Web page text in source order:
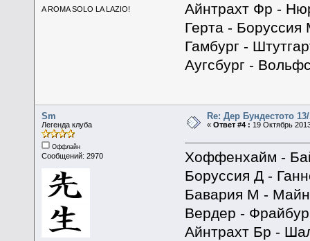
A ROMA SOLO LA LAZIO!
Айнтрахт Фр -
Герта - Боруссия
Гамбург -
Аугсбург -
Sm
Легенда клуба
Оффлайн
Сообщений: 2970
Re: Дер Бундестото
«Ответ #4 : 19 Октябрь
Хоффенхайм -
Боруссия Д -
Бавария М -
Вердер -
Айнтрахт Бр -